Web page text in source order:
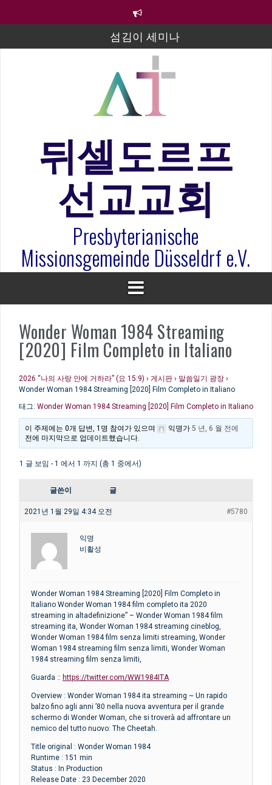
섬김이 세미나
김태희 자매 졸업연주
2023년 어린이 주일 유초등부 발표
라합3 나라 봉헌송
은퇴사-우선화 권사
20260322 주안에 가만히 머물기(요한복음 15:1-17) 손
훈목사
뒤셀도르프
선교교회
Presbyterianische
Missionsgemeinde Düsseldrf e.V.
Wonder Woman 1984 Streaming
[2020] Film Completo in Italiano
2026 “나의 사랑 안에 거하라” (요 15:9) › 게시판 › 말씀일기 광장 ›
Wonder Woman 1984 Streaming [2020] Film Completo in Italiano
태그: Wonder Woman 1984 Streaming [2020] Film Completo in Italiano
이 주제에는 0개 답변, 1명 참여가 있으며 익명가5 년, 6 월 전에
전에 마지막으로 업데이트했습니다.
1 글 보임 - 1 에서 1 까지 (총 1 중에서)
글쓴이 글
2021년 1월 29일 4:34 오전 #5780
익명
비활성
Wonder Woman 1984 Streaming [2020] Film Completo in
Italiano Wonder Woman 1984 film completo ita 2020
streaming in altadefinizione” – Wonder Woman 1984 film
streaming ita, Wonder Woman 1984 streaming cineblog,
Wonder Woman 1984 film senza limiti streaming, Wonder
Woman 1984 streaming film senza limiti, Wonder Woman
1984 streaming film senza limiti,
Guarda :: https://twitter.com/WW1984ITA
Overview : Wonder Woman 1984 ita streaming ~ Un rapido
balzo fino agli anni ’80 nella nuova avventura per il grande
schermo di Wonder Woman, che si troverà ad affrontare un
nemico del tutto nuovo: The Cheetah.
Title original : Wonder Woman 1984
Runtime : 151 min
Status : In Production
Release Date : 23 December 2020